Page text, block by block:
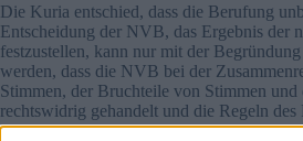
Die Kuria entschied, dass die Berufung
Entscheidung der NVB, das Ergebnis der
festzustellen, kann nur mit der
werden, dass die NVB bei der
Stimmen, der Bruchteile von Stimmen und
rechtswidrig gehandelt und die Regeln des
eingehalten hat.